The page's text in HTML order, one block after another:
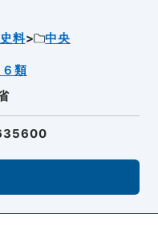
料
中央
類